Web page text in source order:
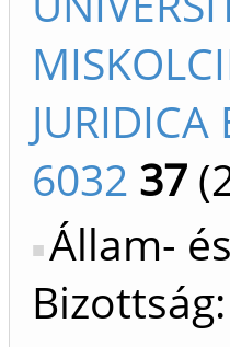
6032 37
Állam-